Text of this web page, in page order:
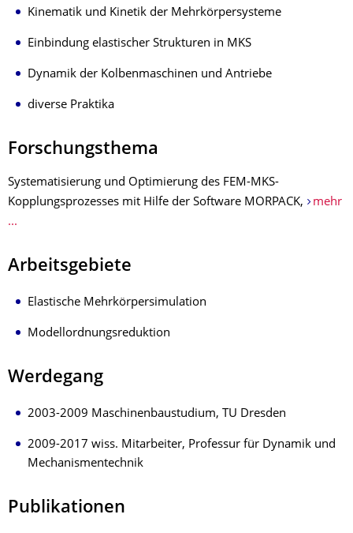
Kinematik und Kinetik der Mehrkörpersysteme
Einbindung elastischer Strukturen in MKS
Dynamik der Kolbenmaschinen und Antriebe
diverse Praktika
Forschungsthema
Systematisierung und Optimierung des FEM-MKS-
Kopplungsprozesses mit Hilfe der Software MORPACK,
mehr
...
Arbeitsgebiete
Elastische Mehrkörpersimulation
Modellordnungsreduktion
Werdegang
2003-2009 Maschinenbaustudium, TU Dresden
2009-2017 wiss. Mitarbeiter, Professur für Dynamik und
Mechanismentechnik
Publikationen